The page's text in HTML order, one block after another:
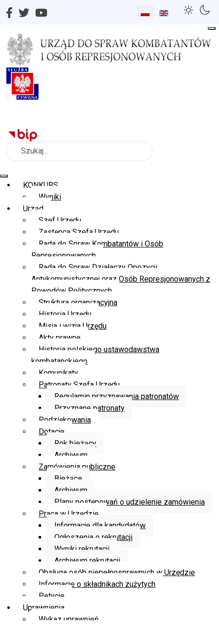
Wybierz swój język
Szukaj
KONKURS
Wyniki
Urząd
Szef Urzędu
Zastępca Szefa Urzędu
Rada do Spraw Kombatantów i Osób
Represjonowanych
Rada do Spraw Działaczy Opozycji
Antykomunistycznej oraz Osób Represjonowanych z
Powodów Politycznych
Struktura organizacyjna
Historia Urzędu
Misja i wizja Urzędu
Akty prawne
Historia polskiego ustawodawstwa
kombatanckiego
Komunikaty
Patronaty Szefa Urzędu
Regulamin przyznawania patronatów
Przyznane patronaty
Podziękowania
Dotacje
Rok bieżący
Archiwum
Zamówienia publiczne
Bieżące
Archiwum
Plany postępowań o udzielenie zamówienia
Praca w Urzędzie
Informacje dla kandydatów
Ogłoszenia o rekrutacji
Wyniki rekrutacji
Archiwum rekrutacji
Obsługa osób niepełnosprawnych w Urzędzie
Informacje o składnikach zużytych
Petycje
Uprawnienia
Wykaz uprawnień